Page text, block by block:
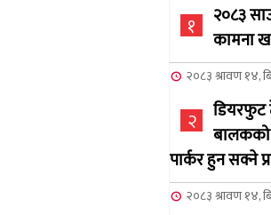
१
२०८३
कामना
२०८३ श्रावण १४,
२
डियरफुट
बालकको
पार्कर हुन सक्ने
२०८३ श्रावण १४,